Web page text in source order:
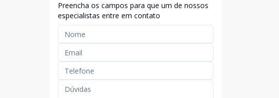
Preencha os campos para que um de nossos
especialistas entre em contato